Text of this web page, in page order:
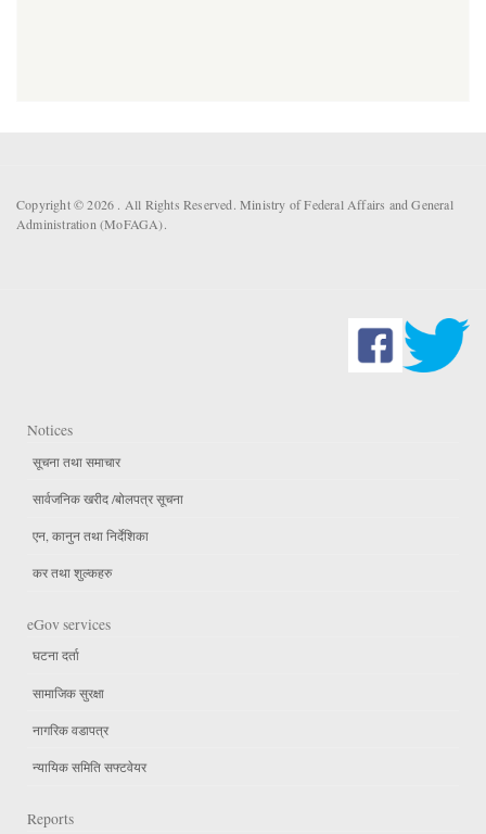
Copyright © 2026 . All Rights Reserved. Ministry of Federal Affairs and General
Administration (MoFAGA).
Notices
सूचना तथा समाचार
सार्वजनिक खरीद /बोलपत्र सूचना
एन, कानुन तथा निर्देशिका
कर तथा शुल्कहरु
eGov services
घटना दर्ता
सामाजिक सुरक्षा
नागरिक वडापत्र
न्यायिक समिति सफ्टवेयर
Reports